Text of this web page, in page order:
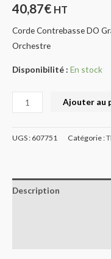
40,87€ HT
Corde Contrebasse DO
Orchestre
Disponibilité : En stock
Ajouter au
UGS : 607751 Catégorie :
Description